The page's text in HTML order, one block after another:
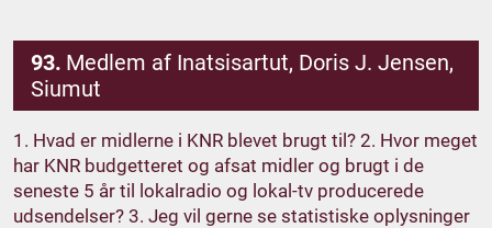
93. Medlem af Inatsisartut, Doris J. Jensen,
Siumut
1. Hvad er midlerne i KNR blevet brugt til? 2. Hvor meget
har KNR budgetteret og afsat midler og brugt i de
seneste 5 år til lokalradio og lokal-tv producerede
udsendelser? 3. Jeg vil gerne se statistiske oplysninger